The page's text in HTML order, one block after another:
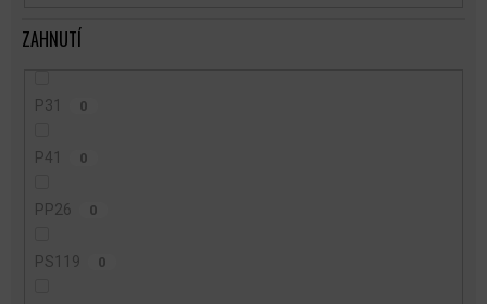
ZAHNUTÍ
P31 0
P41 0
PP26 0
PS119 0